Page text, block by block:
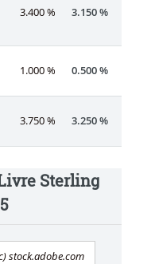
3.400 % 3.150 %
1.000 % 0.500 %
3.750 % 3.250 %
Sterling
stock.adobe.com